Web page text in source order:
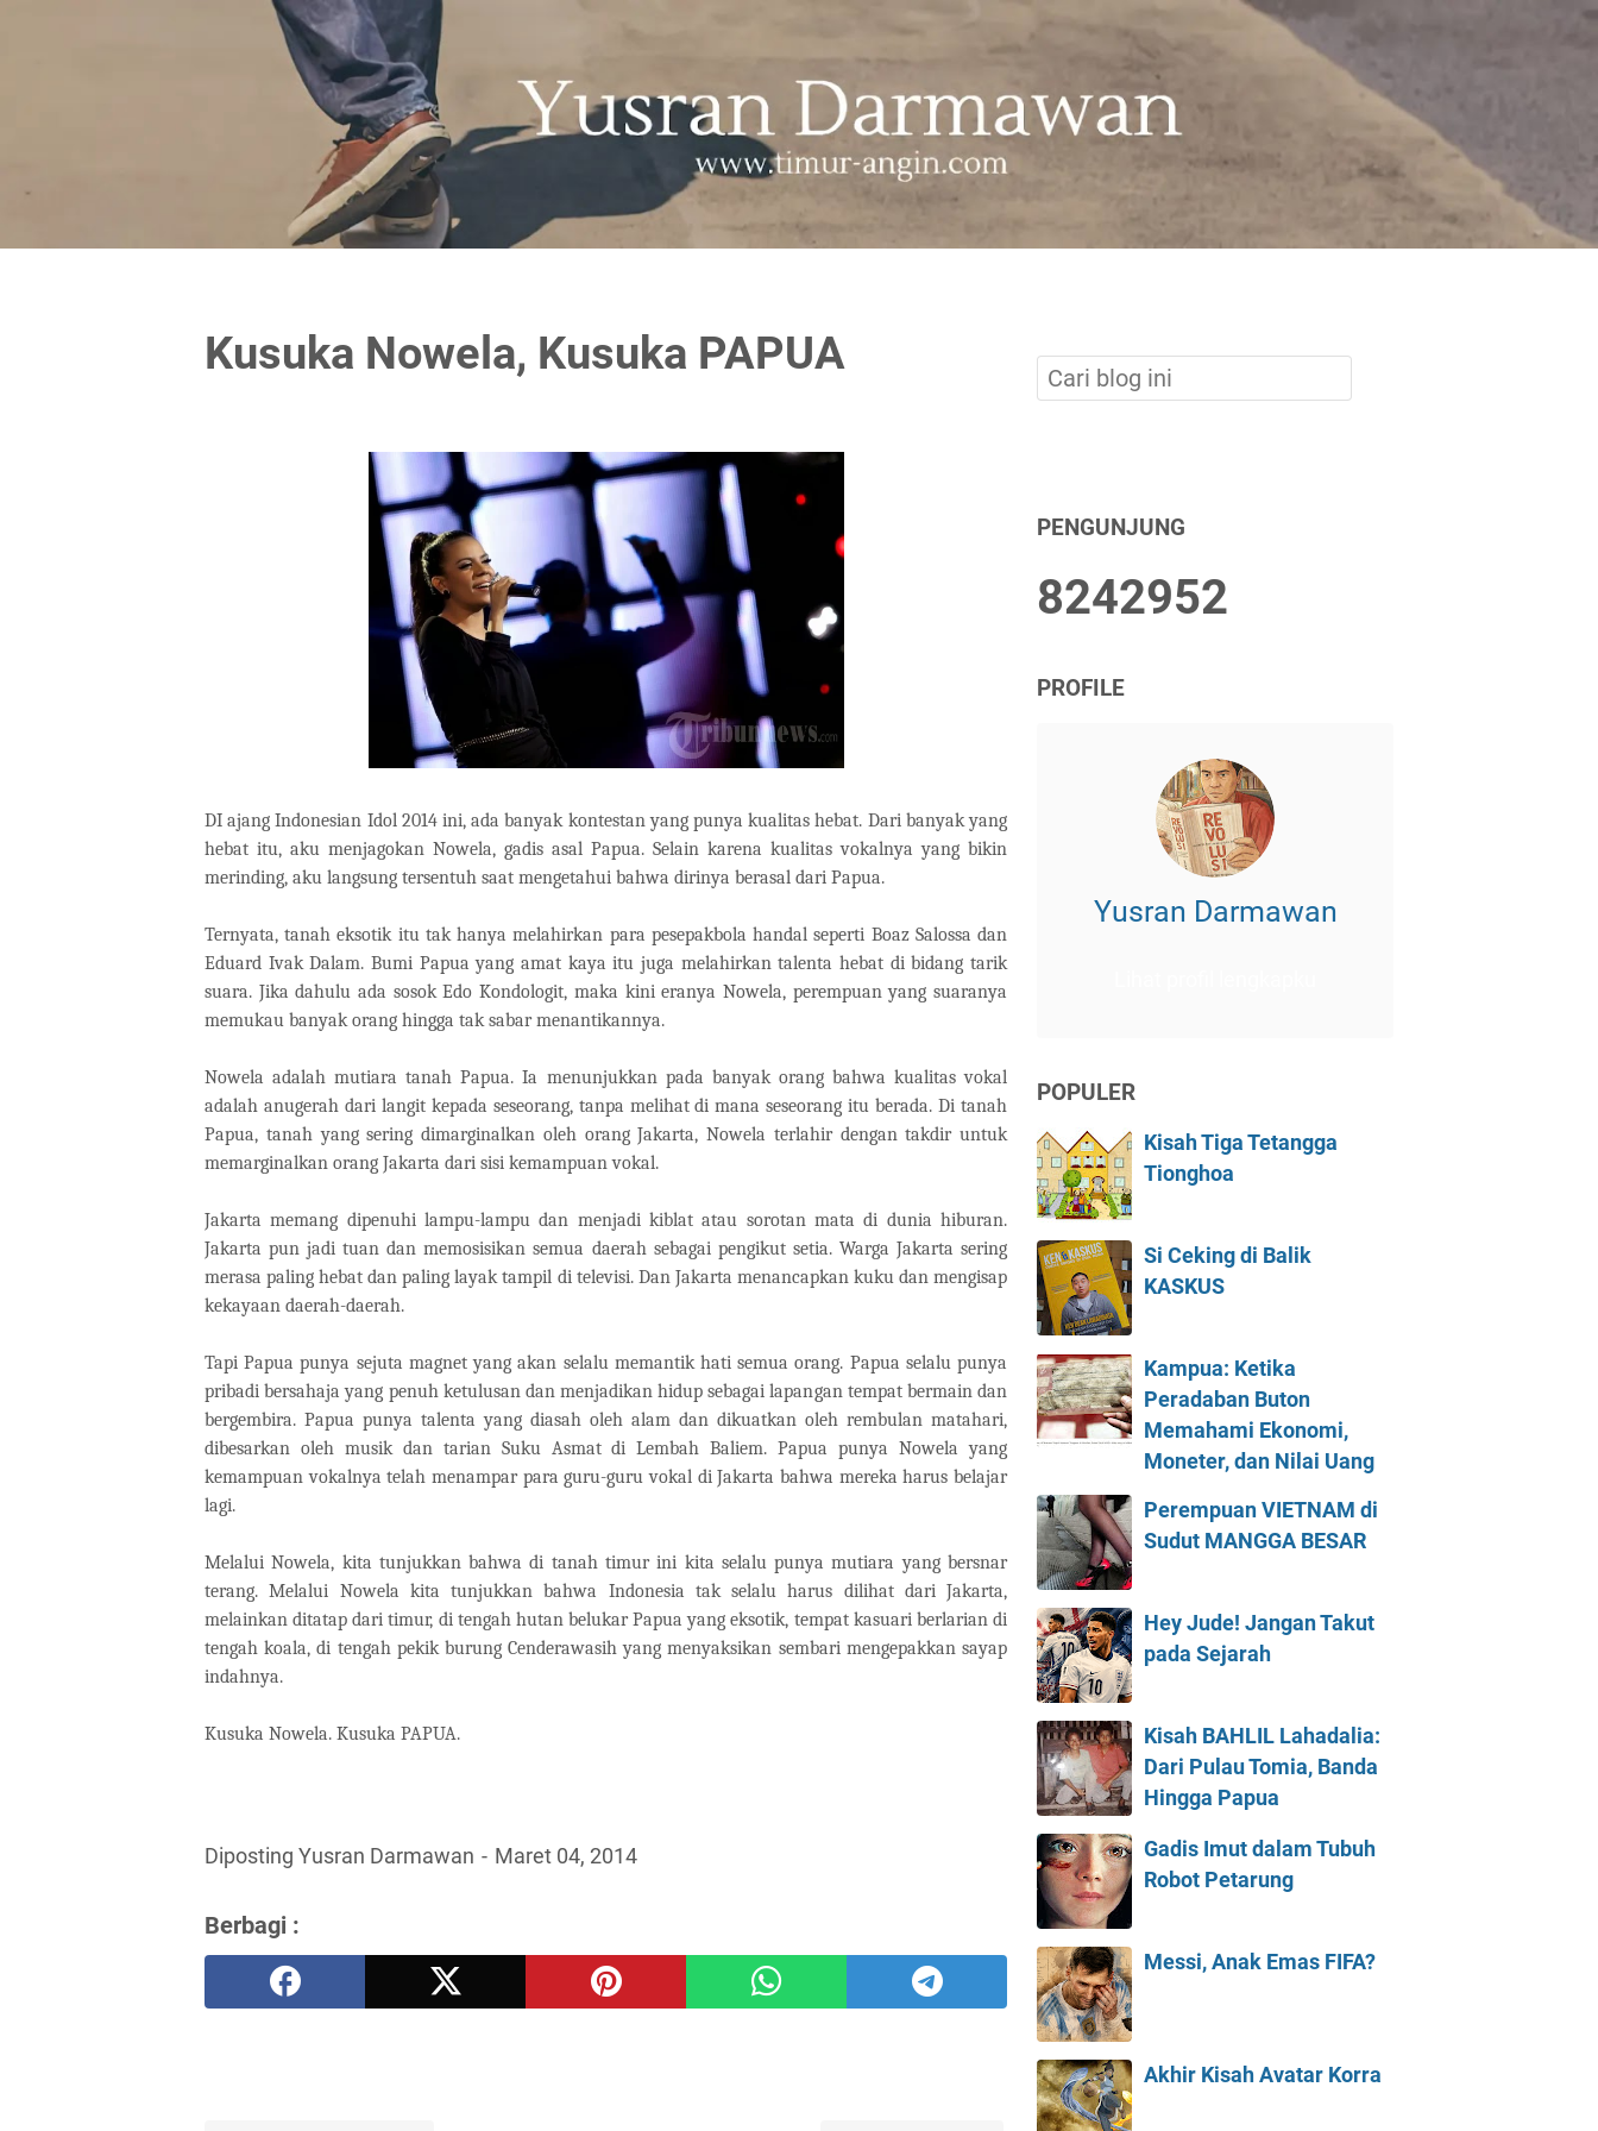
Kusuka Nowela, Kusuka PAPUA
DI ajang Indonesian Idol 2014 ini, ada banyak kontestan yang punya kualitas hebat. Dari banyak yang
hebat itu, aku menjagokan Nowela, gadis asal Papua. Selain karena kualitas vokalnya yang bikin
merinding, aku langsung tersentuh saat mengetahui bahwa dirinya berasal dari Papua.
Ternyata, tanah eksotik itu tak hanya melahirkan para pesepakbola handal seperti Boaz Salossa dan
Eduard Ivak Dalam. Bumi Papua yang amat kaya itu juga melahirkan talenta hebat di bidang tarik
suara. Jika dahulu ada sosok Edo Kondologit, maka kini eranya Nowela, perempuan yang suaranya
memukau banyak orang hingga tak sabar menantikannya.
Nowela adalah mutiara tanah Papua. Ia menunjukkan pada banyak orang bahwa kualitas vokal
adalah anugerah dari langit kepada seseorang, tanpa melihat di mana seseorang itu berada. Di tanah
Papua, tanah yang sering dimarginalkan oleh orang Jakarta, Nowela terlahir dengan takdir untuk
memarginalkan orang Jakarta dari sisi kemampuan vokal.
Jakarta memang dipenuhi lampu-lampu dan menjadi kiblat atau sorotan mata di dunia hiburan.
Jakarta pun jadi tuan dan memosisikan semua daerah sebagai pengikut setia. Warga Jakarta sering
merasa paling hebat dan paling layak tampil di televisi. Dan Jakarta menancapkan kuku dan mengisap
kekayaan daerah-daerah.
Tapi Papua punya sejuta magnet yang akan selalu memantik hati semua orang. Papua selalu punya
pribadi bersahaja yang penuh ketulusan dan menjadikan hidup sebagai lapangan tempat bermain dan
bergembira. Papua punya talenta yang diasah oleh alam dan dikuatkan oleh rembulan matahari,
dibesarkan oleh musik dan tarian Suku Asmat di Lembah Baliem. Papua punya Nowela yang
kemampuan vokalnya telah menampar para guru-guru vokal di Jakarta bahwa mereka harus belajar
lagi.
Melalui Nowela, kita tunjukkan bahwa di tanah timur ini kita selalu punya mutiara yang bersnar
terang. Melalui Nowela kita tunjukkan bahwa Indonesia tak selalu harus dilihat dari Jakarta,
melainkan ditatap dari timur, di tengah hutan belukar Papua yang eksotik, tempat kasuari berlarian di
tengah koala, di tengah pekik burung Cenderawasih yang menyaksikan sembari mengepakkan sayap
indahnya.
Kusuka Nowela. Kusuka PAPUA.
Diposting Yusran Darmawan Maret 04, 2014
Berbagi :
PENGUNJUNG
8242952
PROFILE
Yusran Darmawan
POPULER
Kisah Tiga Tetangga
Tionghoa
Si Ceking di Balik
KASKUS
Kampua: Ketika
Peradaban Buton
Memahami Ekonomi,
Moneter, dan Nilai Uang
Perempuan VIETNAM di
Sudut MANGGA BESAR
Hey Jude! Jangan Takut
pada Sejarah
Kisah BAHLIL Lahadalia:
Dari Pulau Tomia, Banda
Hingga Papua
Gadis Imut dalam Tubuh
Robot Petarung
Messi, Anak Emas FIFA?
Akhir Kisah Avatar Korra